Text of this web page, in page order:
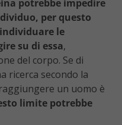
potrebbe impedire
per questo
le
su di essa,
del corpo. Se di
ricerca secondo la
un uomo è
limite potrebbe